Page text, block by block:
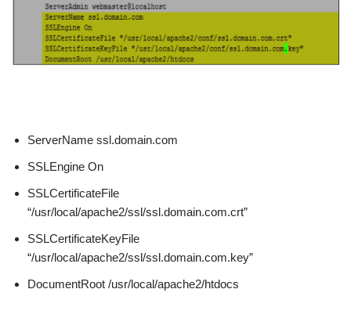
ServerName ssl.domain.com
SSLEngine On
SSLCertificateFile
“/usr/local/apache2/ssl/ssl.domain.com.crt”
SSLCertificateKeyFile
“/usr/local/apache2/ssl/ssl.domain.com.key”
DocumentRoot /usr/local/apache2/htdocs